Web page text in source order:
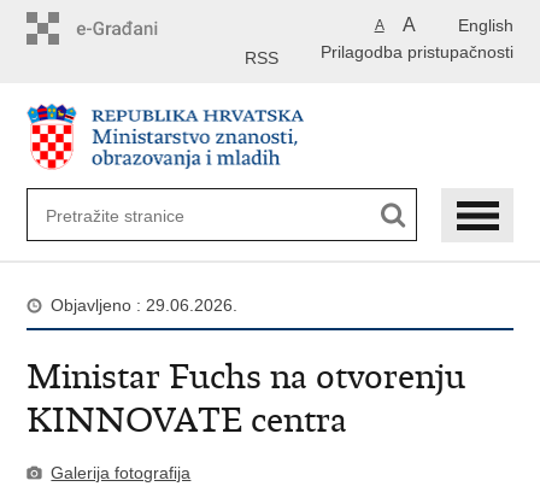
English
A A
Prilagodba pristupačnosti
RSS
Objavljeno : 29.06.2026.
Ministar Fuchs na otvorenju
KINNOVATE centra
Galerija fotografija